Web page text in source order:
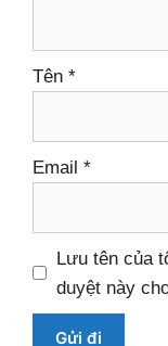
Tên *
Email *
Lưu tên của
duyệt này